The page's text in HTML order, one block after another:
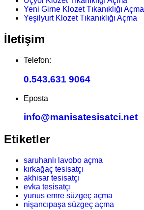
Yeni Girne Klozet Tıkanıklığı Açma
Yeşilyurt Klozet Tıkanıklığı Açma
İletişim
Telefon:
0.543.631 9064
Eposta
info@manisatesisatci.net
Etiketler
saruhanlı lavobo açma
kırkağaç tesisatçı
akhisar tesisatçı
evka tesisatçı
yunus emre süzgeç açma
nişancıpaşa süzgeç açma